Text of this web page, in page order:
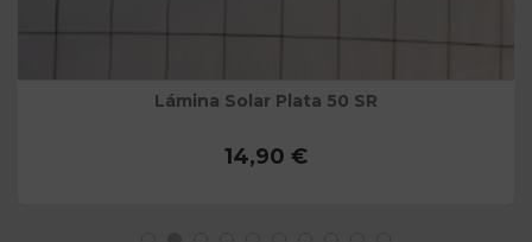
Lámina Solar Plata 50 SR
14,90 €